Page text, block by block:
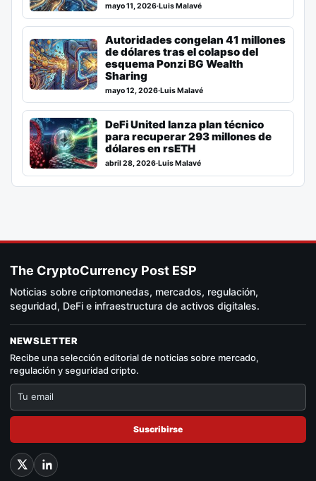
mayo 11, 2026·Luis Malavé
Autoridades congelan 41 millones
de dólares tras el colapso del
esquema Ponzi BG Wealth
Sharing
mayo 12, 2026·Luis Malavé
DeFi United lanza plan técnico
para recuperar 293 millones de
dólares en rsETH
abril 28, 2026·Luis Malavé
The CryptoCurrency Post ESP
Noticias sobre criptomonedas, mercados, regulación,
seguridad, DeFi e infraestructura de activos digitales.
NEWSLETTER
Recibe una selección editorial de noticias sobre mercado,
regulación y seguridad cripto.
Suscribirse